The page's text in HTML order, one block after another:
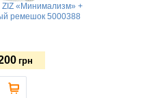
«Минимализм» +
ремешок 5000388
грн